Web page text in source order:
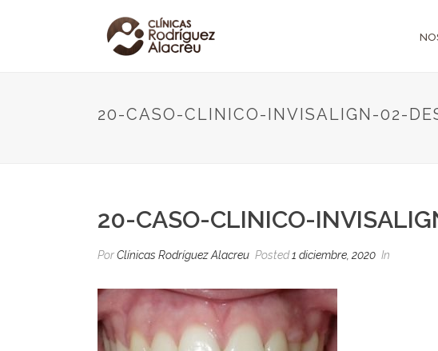
20-CASO-CLINICO-INVISALIGN-02-
20-CASO-CLINICO-
PorClínicas Rodríguez Alacreu Posted1 diciembre, 2020 In